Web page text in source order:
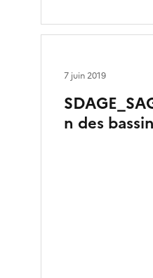
n des
7 juin 2019